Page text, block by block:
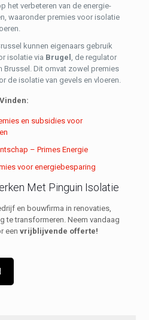
het verbeteren van de energie-
waaronder premies voor isolatie
kunnen eigenaars gebruik
isolatie via Brugel , de regulator
Brussel. Dit omvat zowel premies
de isolatie van gevels en vloeren.
en subsidies voor
– Primes Energie
voor energiebesparing
Met Pinguin Isolatie
en bouwfirma in renovaties,
te transformeren. Neem vandaag
een vrijblijvende offerte!